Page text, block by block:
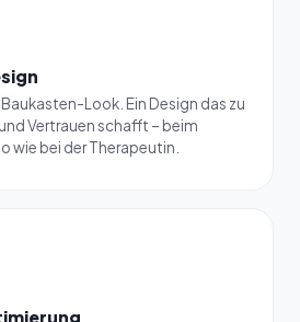
Look. Ein Design das zu
Vertrauen schafft – beim
wie bei der Therapeutin.